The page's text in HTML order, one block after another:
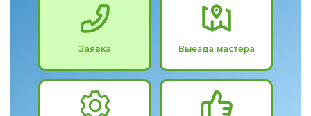
Заявка Выезда мастера